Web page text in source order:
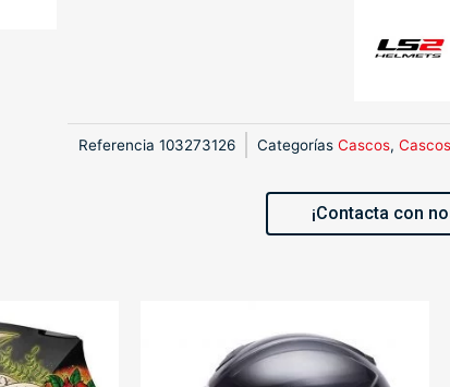
Referencia 103273126 Categorías Cascos,
¡Contacta con